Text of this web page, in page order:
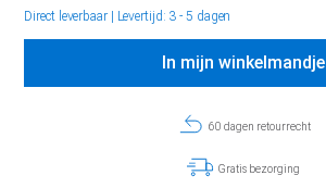
Direct leverbaar Levertijd: 3 - 5 dagen
In mijn winkelmandje
60 dagen retourrecht
Gratis bezorging